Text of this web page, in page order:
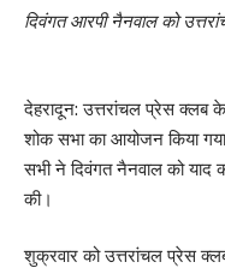
दिवंगत आरपी नैनवाल को
देहरादून: उत्तरांचल प्रेस क्लब
शोक सभा का आयोजन किया
सभी ने दिवंगत नैनवाल को याद
की।
शुक्रवार को उत्तरांचल प्रेस